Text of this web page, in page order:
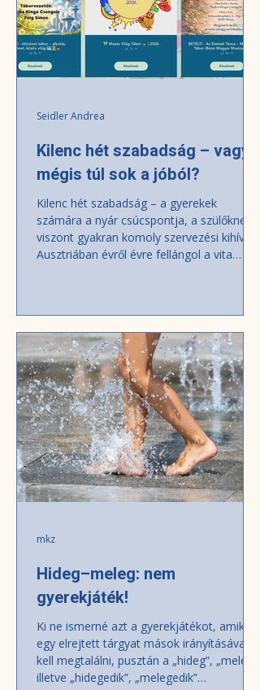
Kilenc hét szabadság – vagy
mégis túl sok a jóból?
Kilenc hét szabadság – a gyerekek
számára a nyár csúcspontja, a szülőknek
viszont gyakran komoly szervezési kihívás.
Ausztriában évről évre fellángol a vita
jogáról és arról, milyen szerepet tölt be a
szünidő a mai társadalomban. Alighogy
elérkezik a június, máris újra itt van az
évenként újrakezdődő vita az os
Seidler Andrea
Hideg–meleg: nem
gyerekjáték!
Ki ne ismerné azt a gyerekjátékot, amikor
egy elrejtett tárgyat mások irányításával
kell megtalálni, pusztán a „hideg”, „meleg”,
illetve „hidegedik”, „melegedik”
mkz